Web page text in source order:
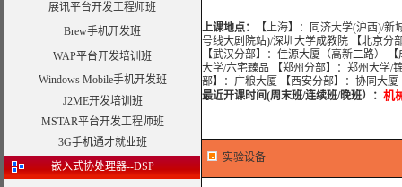
展讯平台开发工程师班
Brew手机开发班
WAP平台开发培训班
Windows Mobile手机开发班
J2ME开发培训班
MSTAR平台开发工程师班
3G手机通才就业班
嵌入式协处理器--DSP
上课地点：
【上海】：同济大学(沪西)/
号线大剧院站)/深圳大学成教院 【北京分
【武汉分部】：佳源大厦（高新二路）
大学/六宅臻品 【郑州分部】：郑州大学/
部】：广粮大厦 【西安分部】：协同大厦
最近开课时间(周末班/连续班/晚班）
： 机
实验设备